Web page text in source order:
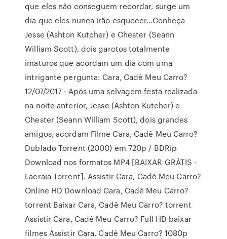
que eles não conseguem recordar, surge um
dia que eles nunca irão esquecer…Conheça
Jesse (Ashton Kutcher) e Chester (Seann
William Scott), dois garotos totalmente
imaturos que acordam um dia com uma
intrigante pergunta: Cara, Cadê Meu Carro?
12/07/2017 · Após uma selvagem festa realizada
na noite anterior, Jesse (Ashton Kutcher) e
Chester (Seann William Scott), dois grandes
amigos, acordam Filme Cara, Cadê Meu Carro?
Dublado Torrent (2000) em 720p / BDRip
Download nos formatos MP4 [BAIXAR GRÁTIS -
Lacraia Torrent]. Assistir Cara, Cadê Meu Carro?
Online HD Download Cara, Cadê Meu Carro?
torrent Baixar Cara, Cadê Meu Carro? torrent
Assistir Cara, Cadê Meu Carro? Full HD baixar
filmes Assistir Cara, Cadê Meu Carro? 1080p